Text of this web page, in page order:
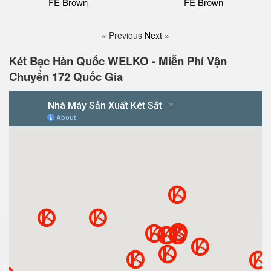
« Previous Next »
Két Bạc Hàn Quốc WELKO - Miễn Phí Vận
Chuyển 172 Quốc Gia